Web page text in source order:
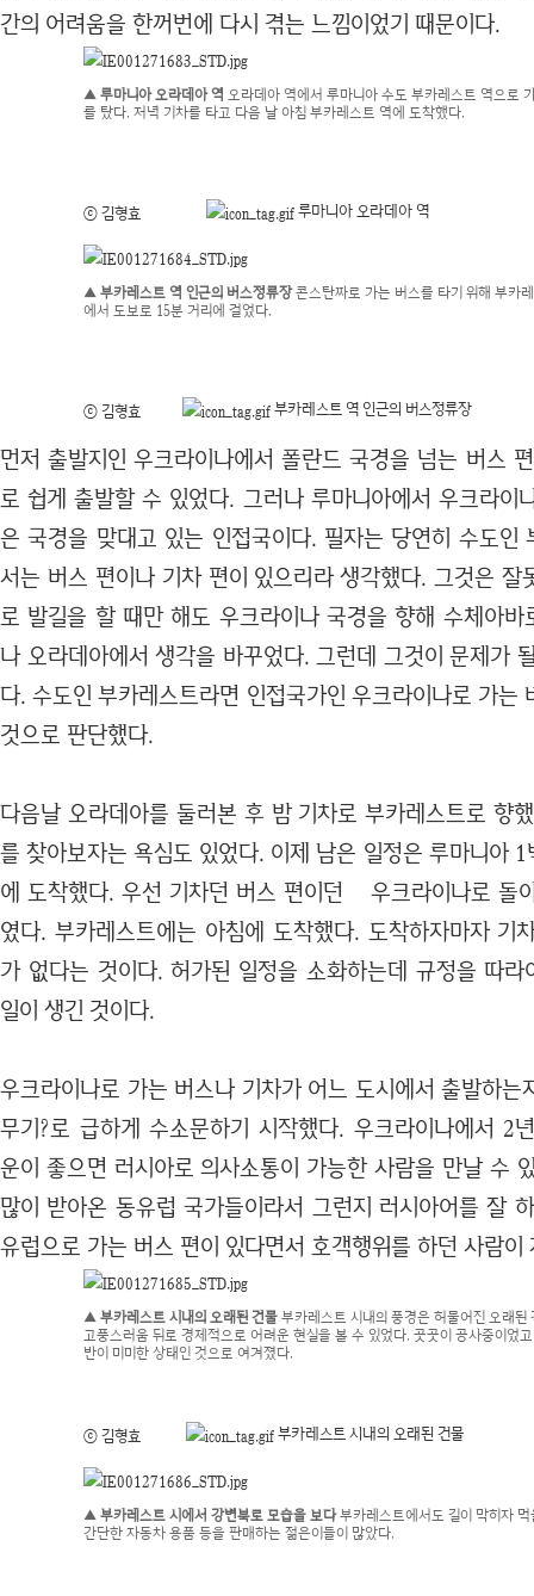
간의 어려움을 한꺼번에 다시 겪는 느낌이었기 때문이다.
▲ 루마니아 오라데아 역 오라데아 역에서 루마니아 수도 부카레스트 역으로
를 탔다. 저녁 기차를 타고 다음 날 아침 부카레스트 역에 도착했다.
ⓒ 김형효 루마니아 오라데아 역
▲ 부카레스트 역 인근의 버스정류장콘스탄짜로 가는 버스를 타기 위해 부카
에서 도보로 15분 거리에 걸었다.
ⓒ 김형효 부카레스트 역 인근의 버스정류장
먼저 출발지인 우크라이나에서 폴란드 국경을 넘는 버스
로 쉽게 출발할 수 있었다. 그러나 루마니아에서 우크라이
은 국경을 맞대고 있는 인접국이다. 필자는 당연히 수도인
서는 버스 편이나 기차 편이 있으리라 생각했다. 그것은 잘
로 발길을 할 때만 해도 우크라이나 국경을 향해 수체아
나 오라데아에서 생각을 바꾸었다. 그런데 그것이 문제가
다. 수도인 부카레스트라면 인접국가인 우크라이나로 가는
것으로 판단했다.
다음날 오라데아를 둘러본 후 밤 기차로 부카레스트로 향
를 찾아보자는 욕심도 있었다. 이제 남은 일정은 루마니아
에 도착했다. 우선 기차던 버스 편이던 우크라이나로 돌
였다. 부카레스트에는 아침에 도착했다. 도착하자마자 기
가 없다는 것이다. 허가된 일정을 소화하는데 규정을 따
일이 생긴 것이다.
우크라이나로 가는 버스나 기차가 어느 도시에서 출발하는
무기?로 급하게 수소문하기 시작했다. 우크라이나에서 2
운이 좋으면 러시아로 의사소통이 가능한 사람을 만날 수
많이 받아온 동유럽 국가들이라서 그런지 러시아어를 잘
유럽으로 가는 버스 편이 있다면서 호객행위를 하던 사람이
▲ 부카레스트 시내의 오래된 건물부카레스트 시내의 풍경은 허물어진 오래된
고풍스러움 뒤로 경제적으로 어려운 현실을 볼 수 있었다. 곳곳이 공사중이었
반이 미미한 상태인 것으로 여겨졌다.
ⓒ 김형효 부카레스트 시내의 오래된 건물
▲ 부카레스트 시에서 강변북로 모습을 보다부카레스트에서도 길이 막히자
간단한 자동차 용품 등을 판매하는 젊은이들이 많았다.